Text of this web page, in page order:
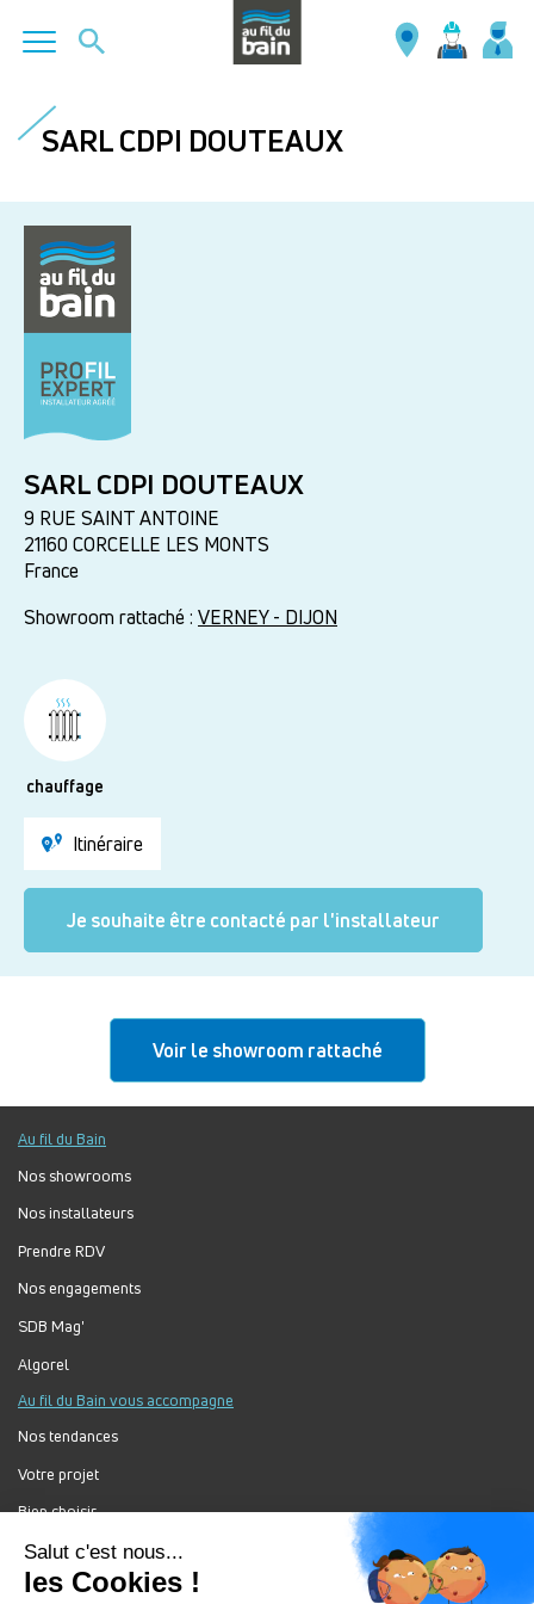
contenuSARL CDPI DOUTEAUX
SARL CDPI DOUTEAUX
9 RUE SAINT ANTOINE
21160 CORCELLE LES MONTS
France
Showroom rattaché : VERNEY - DIJON
chauffage
Itinéraire
Je souhaite être contacté par l'installateur
Voir le showroom rattaché
Au fil du Bain
Nos showrooms
Nos installateurs
Prendre RDV
Nos engagements
SDB Mag'
Algorel
Au fil du Bain vous accompagne
Nos tendances
Votre projet
Bien choisir
Forum Au Fil du Bain